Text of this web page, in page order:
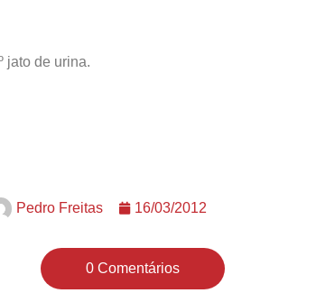
jato de urina.
Pedro Freitas 16/03/2012
0 Comentários